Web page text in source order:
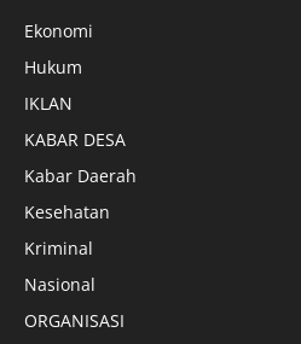
Ekonomi
Hukum
IKLAN
KABAR DESA
Kabar Daerah
Kesehatan
Kriminal
Nasional
ORGANISASI